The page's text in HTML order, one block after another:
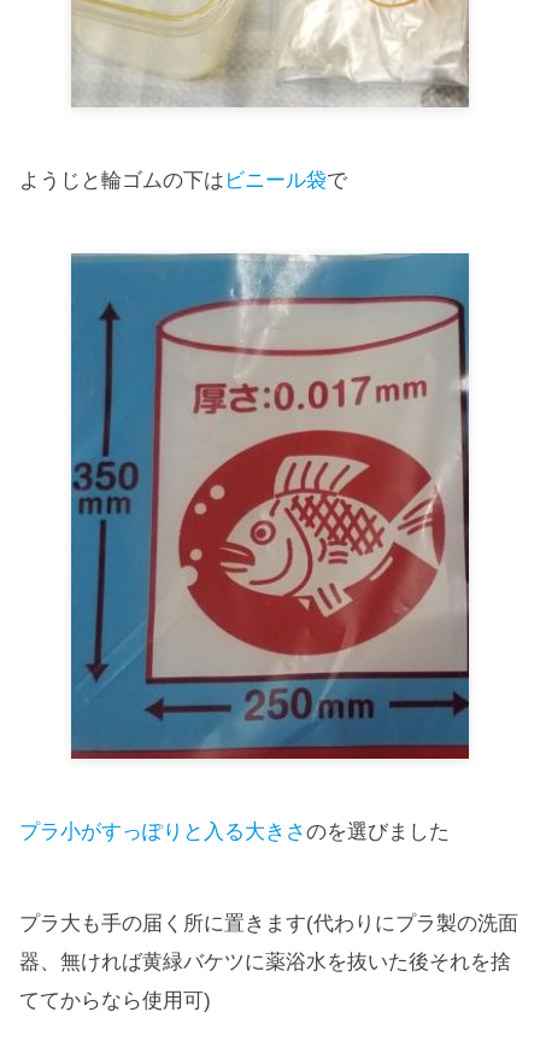
ようじと輪ゴムの下は ビニール袋で
プラ小がすっぽりと入る大きさのを選びました
プラ大も手の届く所に置きます(代わりにプラ製の洗面
器、無ければ黄緑バケツに薬浴水を抜いた後それを捨
ててからなら使用可)